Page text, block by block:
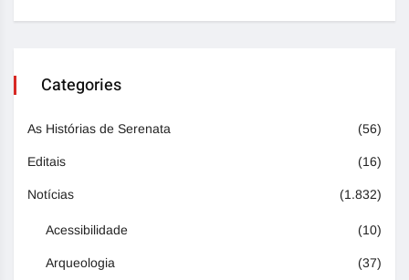
Categories
As Histórias de Serenata (56)
Editais (16)
Notícias (1.832)
Acessibilidade (10)
Arqueologia (37)